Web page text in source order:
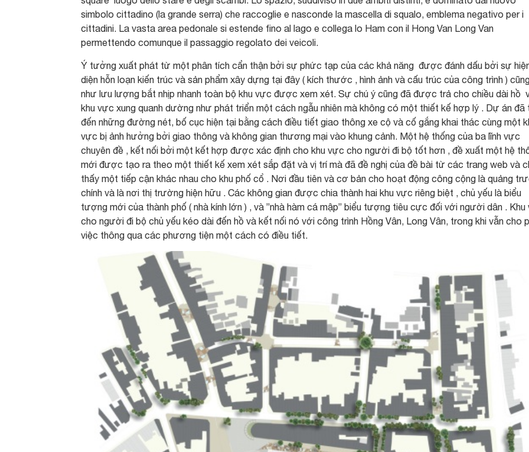
simbolo cittadino (la grande serra) che raccoglie e nasconde la mascella di squalo, emblema negativo per i
cittadini. La vasta area pedonale si estende fino al lago e collega lo Ham con il Hong Van Long Van
permettendo comunque il passaggio regolato dei veicoli.
Ý tưởng xuất phát từ một phân tích cẩn thận bởi sự phức tạp của các khả năng được đánh dấu bởi sự
diện hỗn loạn kiến trúc và sản phẩm xây dựng tại đây ( kích thước , hình ảnh và cấu trúc của công trình )
như lưu lượng bắt nhịp nhanh toàn bộ khu vực được xem xét. Sự chú ý cũng đã được trả cho chiều dài hồ
khu vực xung quanh dường như phát triển một cách ngẫu nhiên mà không có một thiết kế hợp lý . Dự án đã
đến những đường nét, bố cục hiện tại bằng cách điều tiết giao thông xe cộ và cố gắng khai thác cùng một
vực bị ảnh hưởng bởi giao thông và không gian thương mại vào khung cảnh. Một hệ thống của ba lĩnh vực
chuyên đề , kết nối bởi một kết hợp được xác định cho khu vực cho người đi bộ tốt hơn , đề xuất một hệ
mới được tạo ra theo một thiết kế xem xét sắp đặt và vị trí mà đã đề nghị của đề bài từ các trang web và
thấy một tiếp cận khác nhau cho khu phố cổ . Nơi đầu tiên và cơ bản cho hoạt động công cộng là quảng
chính và là nơi thị trường hiện hữu . Các không gian được chia thành hai khu vực riêng biệt , chủ yếu là biểu
tượng mới của thành phố ( nhà kính lớn ) , và ”nhà hàm cá mập” biểu tượng tiêu cực đối với người dân . Khu
cho người đi bộ chủ yếu kéo dài đến hồ và kết nối nó với công trình Hồng Vân, Long Vân, trong khi vẫn cho
việc thông qua các phương tiện một cách có điều tiết.